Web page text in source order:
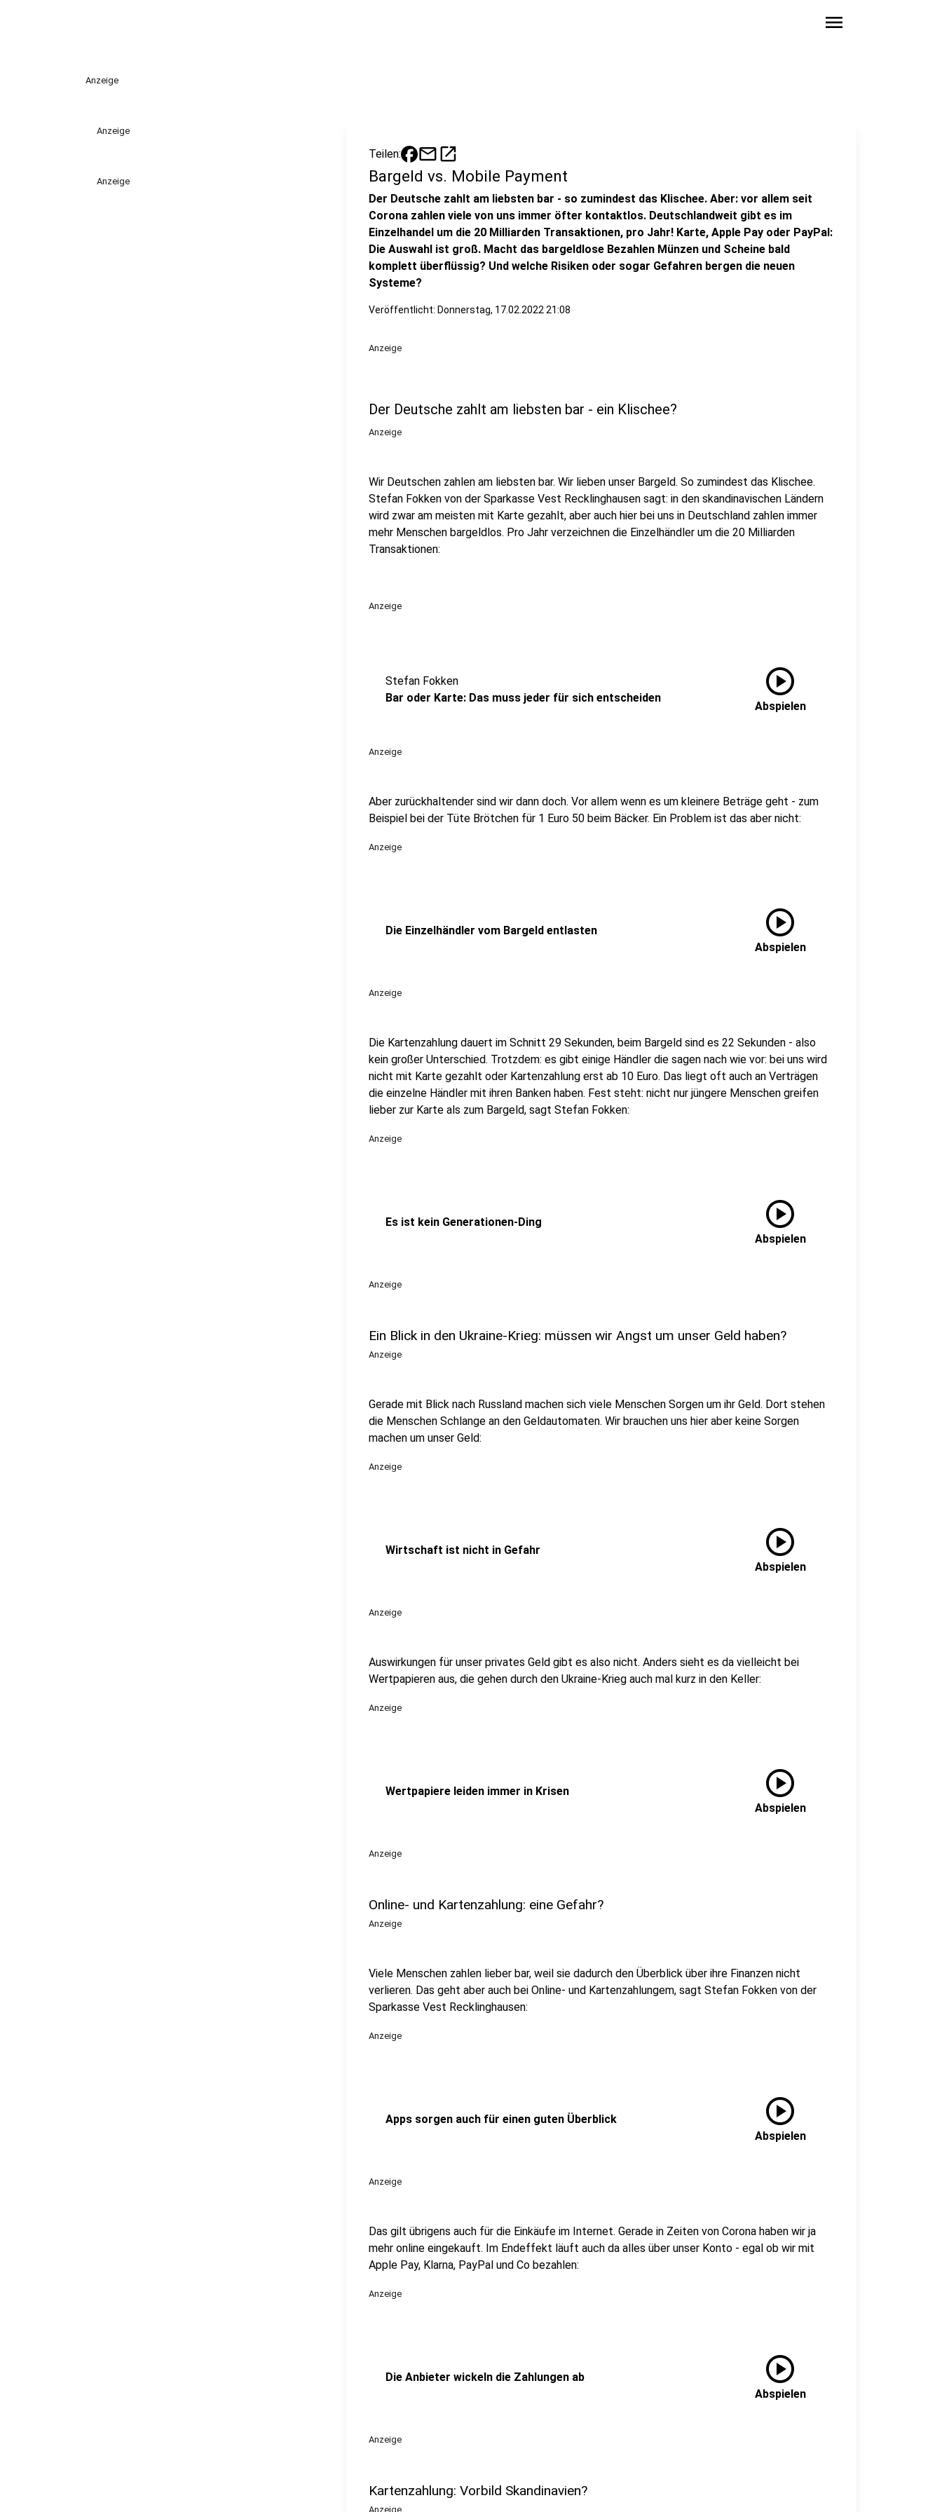
menu
Anzeige
Anzeige
Anzeige
Teilen: mailopen_in_new
Bargeld vs. Mobile Payment
Der Deutsche zahlt am liebsten bar - so zumindest das Klischee. Aber: vor allem seit
Corona zahlen viele von uns immer öfter kontaktlos. Deutschlandweit gibt es im
Einzelhandel um die 20 Milliarden Transaktionen, pro Jahr! Karte, Apple Pay oder PayPal:
Die Auswahl ist groß. Macht das bargeldlose Bezahlen Münzen und Scheine bald
komplett überflüssig? Und welche Risiken oder sogar Gefahren bergen die neuen
Systeme?
Veröffentlicht: Donnerstag, 17.02.2022 21:08
Anzeige
Der Deutsche zahlt am liebsten bar - ein Klischee?
Anzeige
Wir Deutschen zahlen am liebsten bar. Wir lieben unser Bargeld. So zumindest das Klischee.
Stefan Fokken von der Sparkasse Vest Recklinghausen sagt: in den skandinavischen Ländern
wird zwar am meisten mit Karte gezahlt, aber auch hier bei uns in Deutschland zahlen immer
mehr Menschen bargeldlos. Pro Jahr verzeichnen die Einzelhändler um die 20 Milliarden
Transaktionen:
Anzeige
Stefan Fokken
Bar oder Karte: Das muss jeder für sich entscheiden
play_circle
Abspielen
Anzeige
Aber zurückhaltender sind wir dann doch. Vor allem wenn es um kleinere Beträge geht - zum
Beispiel bei der Tüte Brötchen für 1 Euro 50 beim Bäcker. Ein Problem ist das aber nicht:
Anzeige
Die Einzelhändler vom Bargeld entlasten play_circle
Abspielen
Anzeige
Die Kartenzahlung dauert im Schnitt 29 Sekunden, beim Bargeld sind es 22 Sekunden - also
kein großer Unterschied. Trotzdem: es gibt einige Händler die sagen nach wie vor: bei uns wird
nicht mit Karte gezahlt oder Kartenzahlung erst ab 10 Euro. Das liegt oft auch an Verträgen
die einzelne Händler mit ihren Banken haben. Fest steht: nicht nur jüngere Menschen greifen
lieber zur Karte als zum Bargeld, sagt Stefan Fokken:
Anzeige
Es ist kein Generationen-Ding play_circle
Abspielen
Anzeige
Ein Blick in den Ukraine-Krieg: müssen wir Angst um unser Geld haben?
Anzeige
Gerade mit Blick nach Russland machen sich viele Menschen Sorgen um ihr Geld. Dort stehen
die Menschen Schlange an den Geldautomaten. Wir brauchen uns hier aber keine Sorgen
machen um unser Geld:
Anzeige
Wirtschaft ist nicht in Gefahr play_circle
Abspielen
Anzeige
Auswirkungen für unser privates Geld gibt es also nicht. Anders sieht es da vielleicht bei
Wertpapieren aus, die gehen durch den Ukraine-Krieg auch mal kurz in den Keller:
Anzeige
Wertpapiere leiden immer in Krisen play_circle
Abspielen
Anzeige
Online- und Kartenzahlung: eine Gefahr?
Anzeige
Viele Menschen zahlen lieber bar, weil sie dadurch den Überblick über ihre Finanzen nicht
verlieren. Das geht aber auch bei Online- und Kartenzahlungem, sagt Stefan Fokken von der
Sparkasse Vest Recklinghausen:
Anzeige
Apps sorgen auch für einen guten Überblick play_circle
Abspielen
Anzeige
Das gilt übrigens auch für die Einkäufe im Internet. Gerade in Zeiten von Corona haben wir ja
mehr online eingekauft. Im Endeffekt läuft auch da alles über unser Konto - egal ob wir mit
Apple Pay, Klarna, PayPal und Co bezahlen:
Anzeige
Die Anbieter wickeln die Zahlungen ab play_circle
Abspielen
Anzeige
Kartenzahlung: Vorbild Skandinavien?
Anzeige